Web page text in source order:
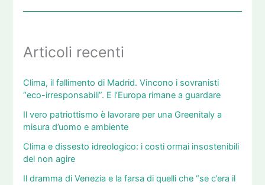
Articoli recenti
Clima, il fallimento di Madrid. Vincono i sovranisti
“eco-irresponsabili”. E l’Europa rimane a guardare
Il vero patriottismo è lavorare per una Greenitaly a
misura d’uomo e ambiente
Clima e dissesto idreologico: i costi ormai insostenibili
del non agire
Il dramma di Venezia e la farsa di quelli che “se c’era il